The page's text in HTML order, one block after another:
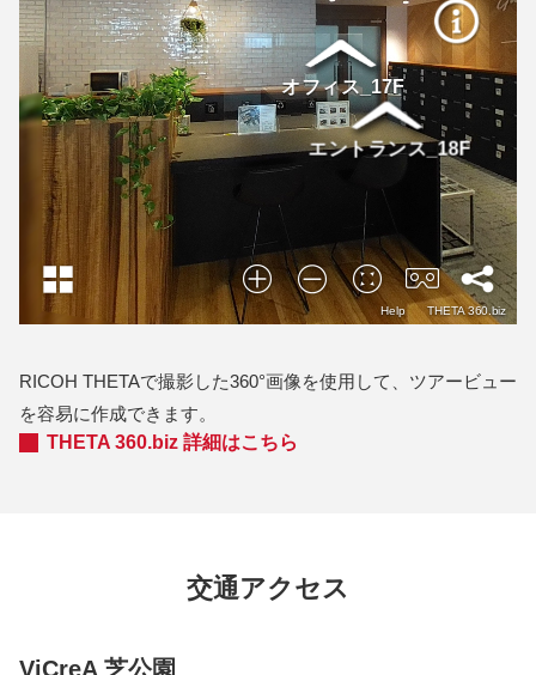
RICOH THETAで撮影した360°画像を使用して、ツアービュー
を容易に作成できます。
THETA 360.biz 詳細はこちら
交通アクセス
ViCreA 芝公園